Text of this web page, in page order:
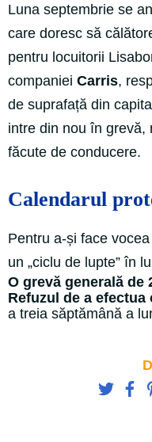
Luna septembrie se
care doresc să
pentru locuitorii
companiei Carris,
de suprafață din
intre din nou în grevă,
făcute de conducere.
Calendarul
Pentru a-și face
un „ciclu de lupte” în
O grevă generală de
Refuzul de a
a treia săptămână a